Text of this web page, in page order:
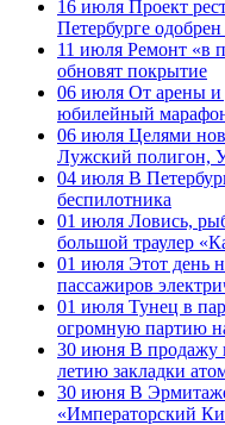
16 июля Проект
Петербурге
11 июля Ремонт «в
обновят покрытие
06 июля От арены и
юбилейный
06 июля Целями
Лужский полигон,
04 июля В
беспилотника
01 июля Ловись,
большой траулер
01 июля Этот день
пассажиров
01 июля Тунец в
огромную партию
30 июня В продажу
летию закладки
30 июня В
«Императорский